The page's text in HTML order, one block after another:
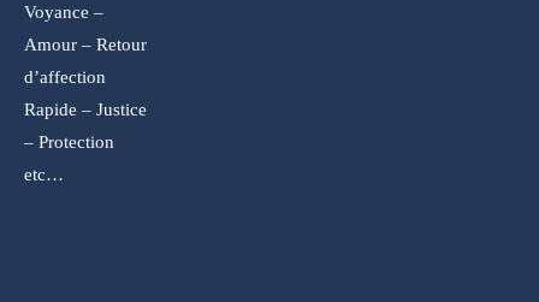
Voyance –
Amour – Retour
d’affection
Rapide – Justice
– Protection
etc…